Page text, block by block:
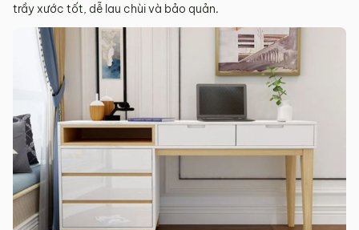
trầy xước tốt, dễ lau chùi và bảo quản.